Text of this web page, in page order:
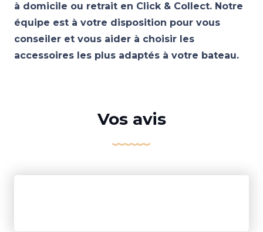
à domicile ou retrait en Click & Collect. Notre
équipe est à votre disposition pour vous
conseiler et vous aider à choisir les
accessoires les plus adaptés à votre bateau.
Vos avis